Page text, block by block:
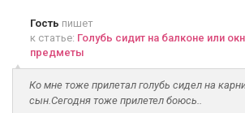
Гость пишет
к статье: Голубь сидит на балконе или
предметы
Ко мне тоже прилетал голубь сидел на
сын.Сегодня тоже прилетел боюсь..